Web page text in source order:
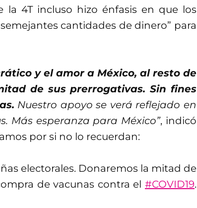
la 4T incluso hizo énfasis en que los
cantidades de dinero” para
y el amor a México, al resto de
de sus prerrogativas. Sin fines
Nuestro apoyo se verá reflejado en
Más esperanza para México”, indicó
por si no lo recuerdan:
electorales. Donaremos la mitad de
de vacunas contra el #COVID19.